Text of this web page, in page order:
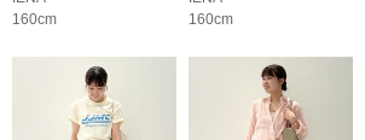
160cm
160cm